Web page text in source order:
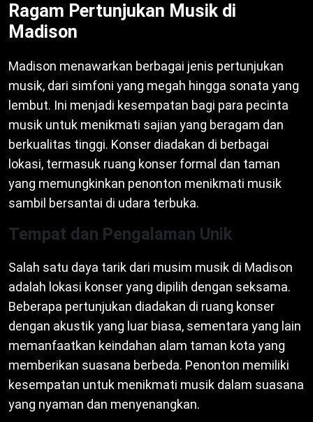
Ragam Pertunjukan Musik di
Madison
Madison menawarkan berbagai jenis pertunjukan
musik, dari simfoni yang megah hingga sonata yang
lembut. Ini menjadi kesempatan bagi para pecinta
musik untuk menikmati sajian yang beragam dan
berkualitas tinggi. Konser diadakan di berbagai
lokasi, termasuk ruang konser formal dan taman
yang memungkinkan penonton menikmati musik
sambil bersantai di udara terbuka.
Tempat dan Pengalaman Unik
Salah satu daya tarik dari musim musik di Madison
adalah lokasi konser yang dipilih dengan seksama.
Beberapa pertunjukan diadakan di ruang konser
dengan akustik yang luar biasa, sementara yang lain
memanfaatkan keindahan alam taman kota yang
memberikan suasana berbeda. Penonton memiliki
kesempatan untuk menikmati musik dalam suasana
yang nyaman dan menyenangkan.